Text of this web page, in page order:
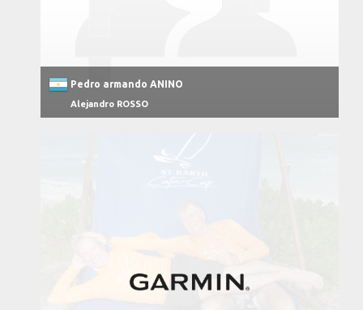
Pedro armando ANINO
Alejandro ROSSO